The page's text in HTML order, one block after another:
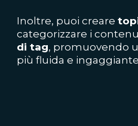
Inoltre, puoi creare
categorizzare i
di tag, promuovendo
più fluida e